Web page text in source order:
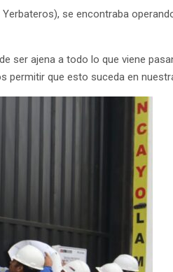
se encontraba
ser ajena a todo lo que viene
permitir que esto suceda en